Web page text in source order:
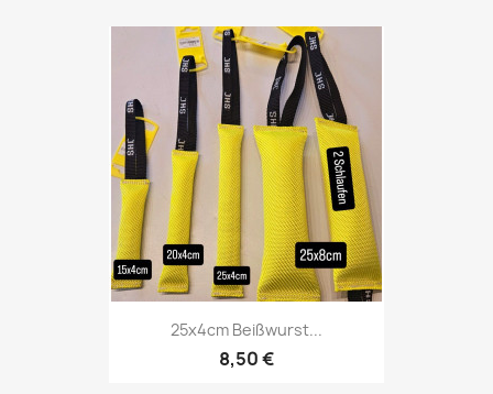
25x4cm Beißwurst...
8,50 €